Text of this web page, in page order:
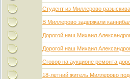
Студент из Миллерово
В Миллерово задержали
Дорогой наш Михаил
Дорогой наш Михаил
Сговор на аукционе ремонта
18-летний житель Миллерово